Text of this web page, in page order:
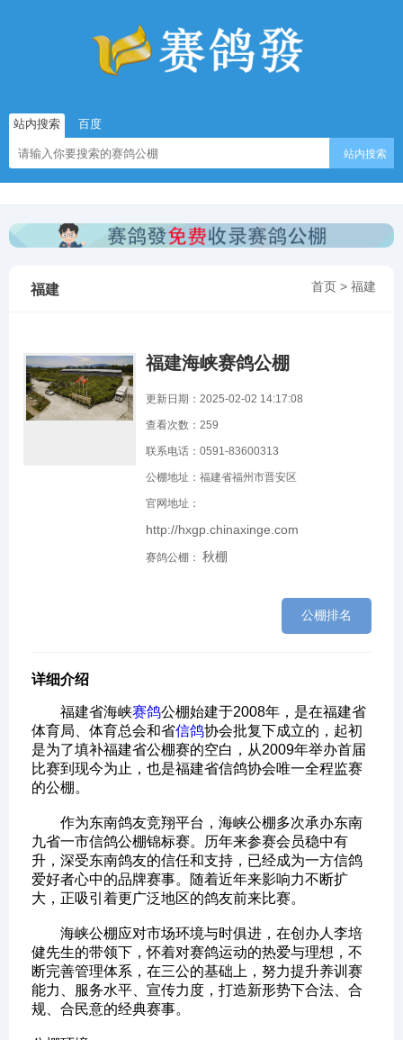
站内搜索 百度
站内搜索
首页 > 福建
福建
福建海峡赛鸽公棚
更新日期：2025-02-02 14:17:08
查看次数： 259
联系电话：0591-83600313
公棚地址：福建省福州市晋安区
官网地址：
http://hxgp.chinaxinge.com
赛鸽公棚： 秋棚
公棚排名
详细介绍
福建省海峡赛鸽公棚始建于2008年，是在福建省
体育局、体育总会和省信鸽协会批复下成立的，起初
是为了填补福建省公棚赛的空白，从2009年举办首届
比赛到现今为止，也是福建省信鸽协会唯一全程监赛
的公棚。
作为东南鸽友竞翔平台，海峡公棚多次承办东南
九省一市信鸽公棚锦标赛。历年来参赛会员稳中有
升，深受东南鸽友的信任和支持，已经成为一方信鸽
爱好者心中的品牌赛事。随着近年来影响力不断扩
大，正吸引着更广泛地区的鸽友前来比赛。
海峡公棚应对市场环境与时俱进，在创办人李培
健先生的带领下，怀着对赛鸽运动的热爱与理想，不
断完善管理体系，在三公的基础上，努力提升养训赛
能力、服务水平、宣传力度，打造新形势下合法、合
规、合民意的经典赛事。